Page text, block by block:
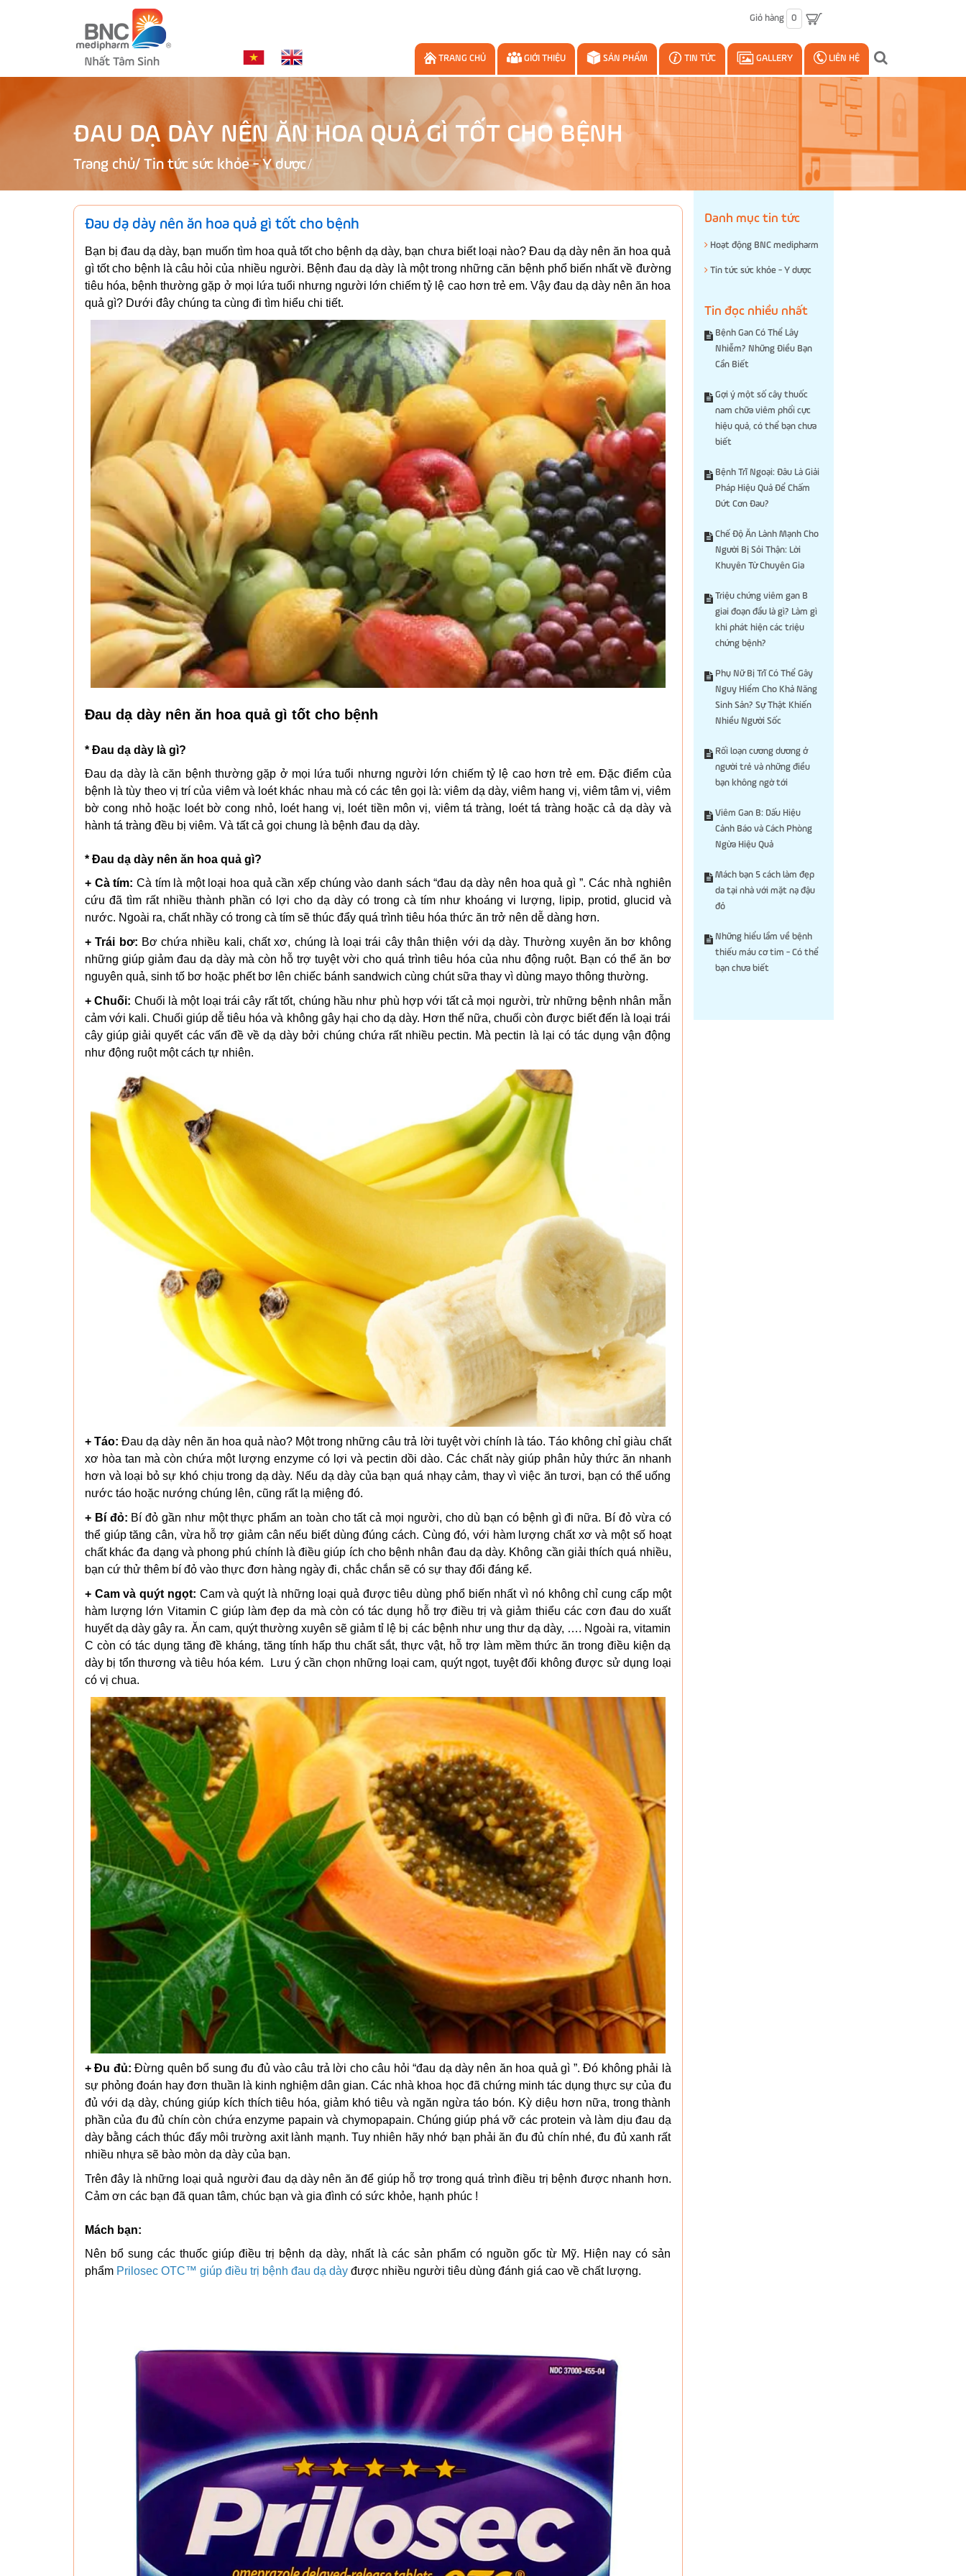
Giỏ hàng 0
TRANG CHỦ GIỚI THIỆU SẢN PHẨM TIN TỨC GALLERY LIÊN HỆ
ĐAU DẠ DÀY NÊN ĂN HOA QUẢ GÌ TỐT CHO BỆNH
Trang chủ/ Tin tức sức khỏe - Y dược
Đau dạ dày nên ăn hoa quả gì tốt cho bệnh
Bạn bị đau dạ dày, bạn muốn tìm hoa quả tốt cho bệnh dạ dày, bạn chưa biết loại nào? Đau dạ dày nên ăn hoa quả
gì tốt cho bệnh là câu hỏi của nhiều người. Bệnh đau dạ dày là một trong những căn bệnh phổ biến nhất về đường
tiêu hóa, bệnh thường gặp ở mọi lứa tuổi nhưng người lớn chiếm tỷ lệ cao hơn trẻ em. Vậy đau dạ dày nên ăn hoa
quả gì? Dưới đây chúng ta cùng đi tìm hiểu chi tiết.
Đau dạ dày nên ăn hoa quả gì tốt cho bệnh
* Đau dạ dày là gì?
Đau dạ dày là căn bệnh thường gặp ở mọi lứa tuổi nhưng người lớn chiếm tỷ lệ cao hơn trẻ em. Đặc điểm của
bệnh là tùy theo vị trí của viêm và loét khác nhau mà có các tên gọi là: viêm dạ dày, viêm hang vị, viêm tâm vị, viêm
bờ cong nhỏ hoặc loét bờ cong nhỏ, loét hang vị, loét tiền môn vị, viêm tá tràng, loét tá tràng hoặc cả dạ dày và
hành tá tràng đều bị viêm. Và tất cả gọi chung là bệnh đau dạ dày.
* Đau dạ dày nên ăn hoa quả gì?
+ Cà tím: Cà tím là một loại hoa quả cần xếp chúng vào danh sách “đau dạ dày nên hoa quả gì ”. Các nhà nghiên
cứu đã tìm rất nhiều thành phần có lợi cho dạ dày có trong cà tím như khoáng vi lượng, lipip, protid, glucid và
nước. Ngoài ra, chất nhầy có trong cà tím sẽ thúc đẩy quá trình tiêu hóa thức ăn trở nên dễ dàng hơn.
+ Trái bơ: Bơ chứa nhiều kali, chất xơ, chúng là loại trái cây thân thiện với dạ dày. Thường xuyên ăn bơ không
những giúp giảm đau dạ dày mà còn hỗ trợ tuyệt vời cho quá trình tiêu hóa của nhu động ruột. Bạn có thể ăn bơ
nguyên quả, sinh tố bơ hoặc phết bơ lên chiếc bánh sandwich cùng chút sữa thay vì dùng mayo thông thường.
+ Chuối: Chuối là một loại trái cây rất tốt, chúng hầu như phù hợp với tất cả mọi người, trừ những bệnh nhân mẫn
cảm với kali. Chuối giúp dễ tiêu hóa và không gây hại cho dạ dày. Hơn thế nữa, chuối còn được biết đến là loại trái
cây giúp giải quyết các vấn đề về dạ dày bởi chúng chứa rất nhiều pectin. Mà pectin là lại có tác dụng vận động
như động ruột một cách tự nhiên.
+ Táo: Đau dạ dày nên ăn hoa quả nào? Một trong những câu trả lời tuyệt vời chính là táo. Táo không chỉ giàu chất
xơ hòa tan mà còn chứa một lượng enzyme có lợi và pectin dồi dào. Các chất này giúp phân hủy thức ăn nhanh
hơn và loại bỏ sự khó chịu trong dạ dày. Nếu dạ dày của bạn quá nhạy cảm, thay vì việc ăn tươi, bạn có thể uống
nước táo hoặc nướng chúng lên, cũng rất lạ miệng đó.
+ Bí đỏ: Bí đỏ gần như một thực phẩm an toàn cho tất cả mọi người, cho dù bạn có bệnh gì đi nữa. Bí đỏ vừa có
thể giúp tăng cân, vừa hỗ trợ giảm cân nếu biết dùng đúng cách. Cùng đó, với hàm lượng chất xơ và một số hoạt
chất khác đa dạng và phong phú chính là điều giúp ích cho bệnh nhân đau dạ dày. Không cần giải thích quá nhiều,
bạn cứ thử thêm bí đỏ vào thực đơn hàng ngày đi, chắc chắn sẽ có sự thay đổi đáng kể.
+ Cam và quýt ngọt: Cam và quýt là những loại quả được tiêu dùng phổ biến nhất vì nó không chỉ cung cấp một
hàm lượng lớn Vitamin C giúp làm đẹp da mà còn có tác dụng hỗ trợ điều trị và giảm thiểu các cơn đau do xuất
huyết dạ dày gây ra. Ăn cam, quýt thường xuyên sẽ giảm tỉ lệ bị các bệnh như ung thư dạ dày, …. Ngoài ra, vitamin
C còn có tác dụng tăng đề kháng, tăng tính hấp thu chất sắt, thực vật, hỗ trợ làm mềm thức ăn trong điều kiện dạ
dày bị tổn thương và tiêu hóa kém. Lưu ý cần chọn những loại cam, quýt ngọt, tuyệt đối không được sử dụng loại
có vị chua.
+ Đu đủ: Đừng quên bổ sung đu đủ vào câu trả lời cho câu hỏi “đau dạ dày nên ăn hoa quả gì ”. Đó không phải là
sự phỏng đoán hay đơn thuần là kinh nghiệm dân gian. Các nhà khoa học đã chứng minh tác dụng thực sự của đu
đủ với dạ dày, chúng giúp kích thích tiêu hóa, giảm khó tiêu và ngăn ngừa táo bón. Kỳ diệu hơn nữa, trong thành
phần của đu đủ chín còn chứa enzyme papain và chymopapain. Chúng giúp phá vỡ các protein và làm dịu đau dạ
dày bằng cách thúc đẩy môi trường axit lành mạnh. Tuy nhiên hãy nhớ bạn phải ăn đu đủ chín nhé, đu đủ xanh rất
nhiều nhựa sẽ bào mòn dạ dày của bạn.
Trên đây là những loại quả người đau dạ dày nên ăn để giúp hỗ trợ trong quá trình điều trị bệnh được nhanh hơn.
Cảm ơn các bạn đã quan tâm, chúc bạn và gia đình có sức khỏe, hạnh phúc !
Mách bạn:
Nên bổ sung các thuốc giúp điều trị bệnh dạ dày, nhất là các sản phẩm có nguồn gốc từ Mỹ. Hiện nay có sản
phẩm Prilosec OTC™ giúp điều trị bệnh đau dạ dày được nhiều người tiêu dùng đánh giá cao về chất lượng.
Danh mục tin tức
Hoạt động BNC medipharm
Tin tức sức khỏe - Y dược
Tin đọc nhiều nhất
Bệnh Gan Có Thể Lây
Nhiễm? Những Điều Bạn
Cần Biết
Gợi ý một số cây thuốc
nam chữa viêm phổi cực
hiệu quả, có thể bạn chưa
biết
Bệnh Trĩ Ngoại: Đâu Là Giải
Pháp Hiệu Quả Để Chấm
Dứt Cơn Đau?
Chế Độ Ăn Lành Mạnh Cho
Người Bị Sỏi Thận: Lời
Khuyên Từ Chuyên Gia
Triệu chứng viêm gan B
giai đoạn đầu là gì? Làm gì
khi phát hiện các triệu
chứng bệnh?
Phụ Nữ Bị Trĩ Có Thể Gây
Nguy Hiểm Cho Khả Năng
Sinh Sản? Sự Thật Khiến
Nhiều Người Sốc
Rối loạn cương dương ở
người trẻ và những điều
bạn không ngờ tới
Viêm Gan B: Dấu Hiệu
Cảnh Báo và Cách Phòng
Ngừa Hiệu Quả
Mách bạn 5 cách làm đẹp
da tại nhà với mặt nạ đậu
đỏ
Những hiểu lầm về bệnh
thiếu máu cơ tim - Có thể
bạn chưa biết